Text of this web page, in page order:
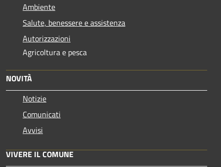
Ambiente
Salute, benessere e assistenza
Autorizzazioni
Agricoltura e pesca
NOVITÀ
Notizie
Comunicati
Avvisi
VIVERE IL COMUNE